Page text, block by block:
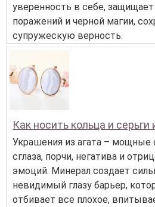
уверенность в себе, защищает
поражений и черной магии,
супружескую верность.
Как носить кольца и серьги
Украшения из агата – мощные
сглаза, порчи, негатива и
эмоций. Минерал создает
невидимый глазу барьер,
отбивает все плохое,